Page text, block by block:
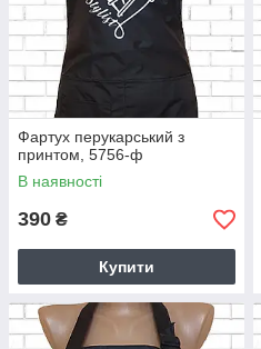
Фартух перукарський з
принтом, 5756-ф
В наявності
390 ₴
Купити